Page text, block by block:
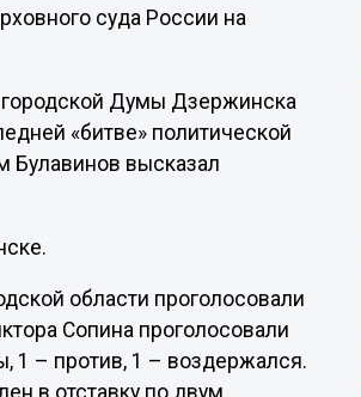
суда России на
Думы Дзержинска
«битве» политической
Булавинов высказал
области проголосовали
Сопина проголосовали
1 – против, 1 – воздержался.